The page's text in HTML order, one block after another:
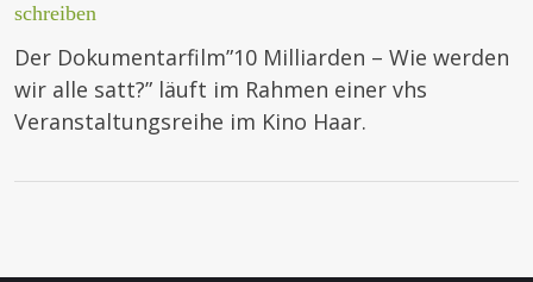
schreiben
Der Dokumentarfilm”10 Milliarden – Wie werden
wir alle satt?” läuft im Rahmen einer vhs
Veranstaltungsreihe im Kino Haar.